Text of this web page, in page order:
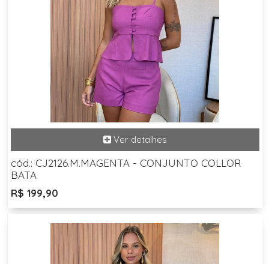
cód.: CJ2126.M.MAGENTA - CONJUNTO COLLOR
BATA
R$ 199,90